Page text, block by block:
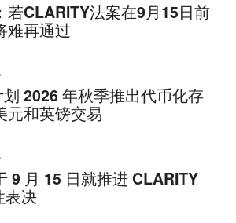
若CLARITY法案在9月15日前
难再通过
2026 年秋季推出代币化存
元和英镑交易
9 月 15 日就推进 CLARITY
表决